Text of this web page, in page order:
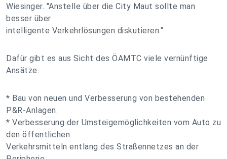
Wiesinger. "Anstelle über die City Maut sollte man
besser über
intelligente Verkehrlösungen diskutieren."
Dafür gibt es aus Sicht des ÖAMTC viele vernünftige
Ansätze:
* Bau von neuen und Verbesserung von bestehenden
P&R-Anlagen.
* Verbesserung der Umsteigemöglichkeiten vom Auto zu
den öffentlichen
Verkehrsmitteln entlang des Straßennetzes an der